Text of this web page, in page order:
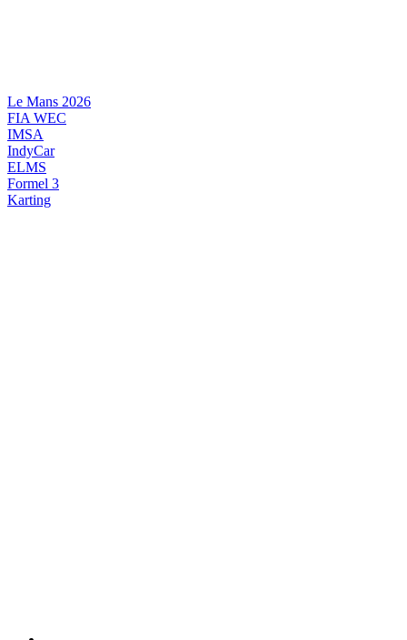
Le Mans 2026
FIA WEC
IMSA
IndyCar
ELMS
Formel 3
Karting